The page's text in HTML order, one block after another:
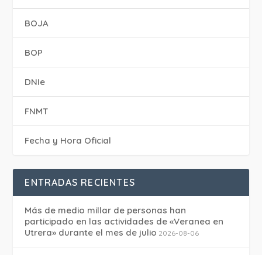
BOJA
BOP
DNIe
FNMT
Fecha y Hora Oficial
ENTRADAS RECIENTES
Más de medio millar de personas han
participado en las actividades de «Veranea en
Utrera» durante el mes de julio 2026-08-06